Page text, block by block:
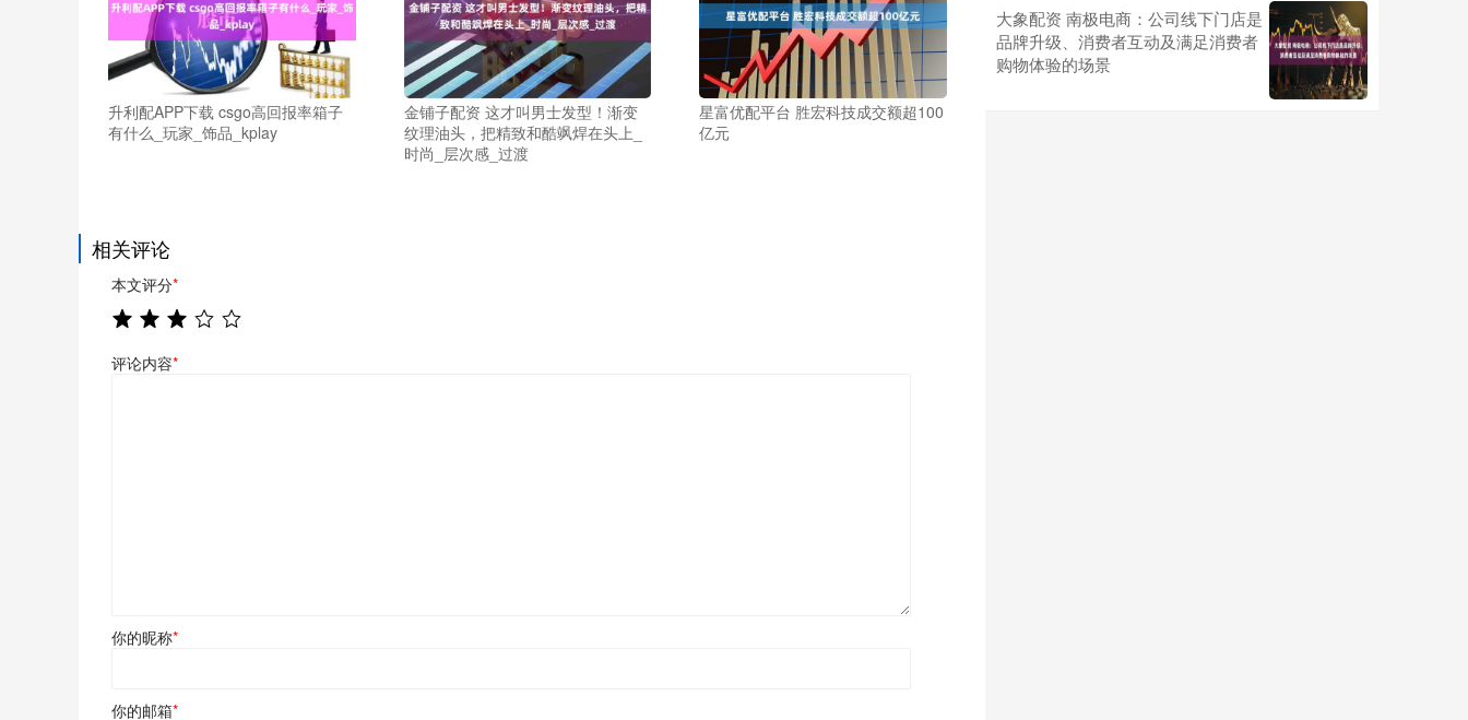
升利配APP下载 csgo高回报率箱子
有什么_玩家_饰品_kplay
金铺子配资 这才叫男士发型！渐变
纹理油头，把精致和酷飒焊在头上_
时尚_层次感_过渡
星富优配平台 胜宏科技成交额超100
亿元
相关评论
本文评分*
评论内容*
你的昵称*
你的邮箱*
大象配资 南极电商：公司线下门店是
品牌升级、消费者互动及满足消费者
购物体验的场景